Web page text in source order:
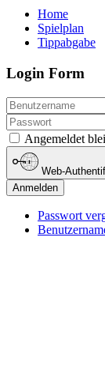
Home
Spielplan
Tippabgabe
Login Form
Angemeldet
Web-
Anmelden
Passwort